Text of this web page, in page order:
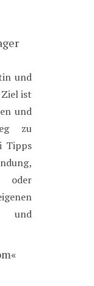
und
ist
und
zu
Tipps
oder
und